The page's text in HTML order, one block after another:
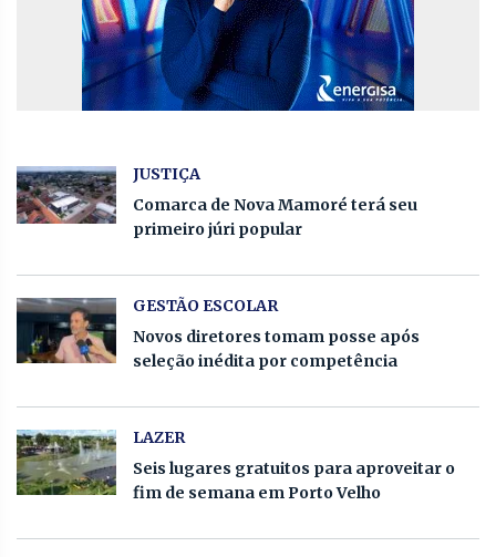
JUSTIÇA
Comarca de Nova Mamoré terá seu
primeiro júri popular
GESTÃO ESCOLAR
Novos diretores tomam posse após
seleção inédita por competência
LAZER
Seis lugares gratuitos para aproveitar o
fim de semana em Porto Velho